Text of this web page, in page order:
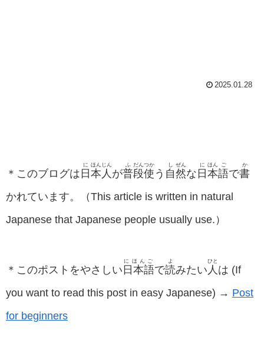
2025.01.28
＊このブログは 日
に
本
ほん
人
じん
が普
ふ
段
だん
使
つか
う 自
し
然
ぜん
な 日
に
本
ほん
語
ご
で書
か
かれています。（This article is written in natural
Japanese that Japanese people usually use.）
＊このポストをやさしい 日本語
にほんご
で読
よ
みたい 人
ひと
は (If
you want to read this post in easy Japanese) → Post
for beginners